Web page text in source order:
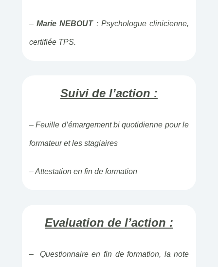
–Marie NEBOUT: Psychologue clinicienne,
certifiée TPS.
Suivi de l’action :
– Feuille d’émargement bi quotidienne pour le
formateur et les stagiaires
– Attestation en fin de formation
Evaluation de l’action :
– Questionnaire en fin de formation, la note